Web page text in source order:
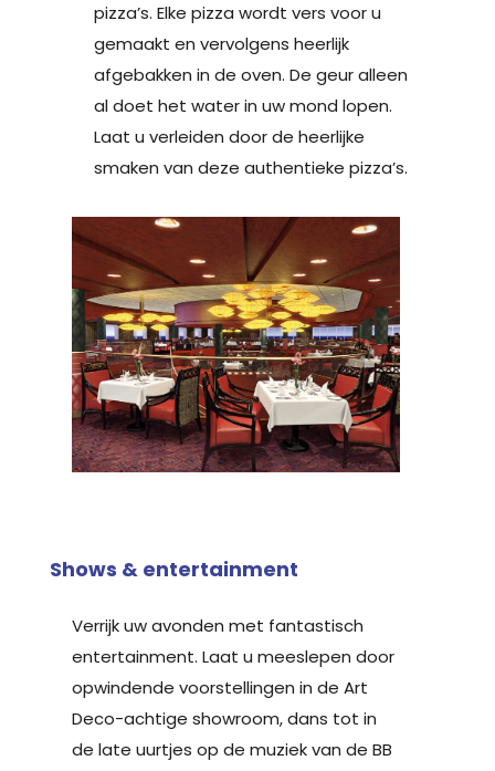
pizza’s. Elke pizza wordt vers voor u
gemaakt en vervolgens heerlijk
afgebakken in de oven. De geur alleen
al doet het water in uw mond lopen.
Laat u verleiden door de heerlijke
smaken van deze authentieke pizza’s.
Shows & entertainment
Verrijk uw avonden met fantastisch
entertainment. Laat u meeslepen door
opwindende voorstellingen in de Art
Deco-achtige showroom, dans tot in
de late uurtjes op de muziek van de BB